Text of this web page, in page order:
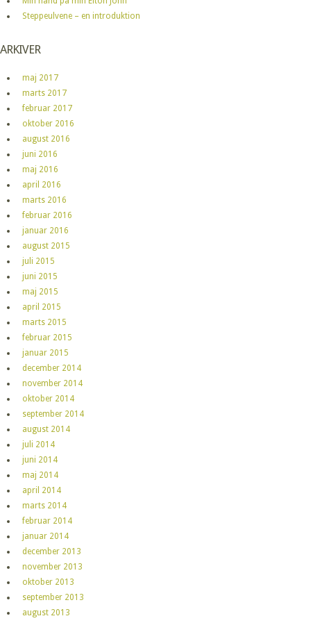
Steppeulvene – en introduktion
ARKIVER
maj 2017
marts 2017
februar 2017
oktober 2016
august 2016
juni 2016
maj 2016
april 2016
marts 2016
februar 2016
januar 2016
august 2015
juli 2015
juni 2015
maj 2015
april 2015
marts 2015
februar 2015
januar 2015
december 2014
november 2014
oktober 2014
september 2014
august 2014
juli 2014
juni 2014
maj 2014
april 2014
marts 2014
februar 2014
januar 2014
december 2013
november 2013
oktober 2013
september 2013
august 2013